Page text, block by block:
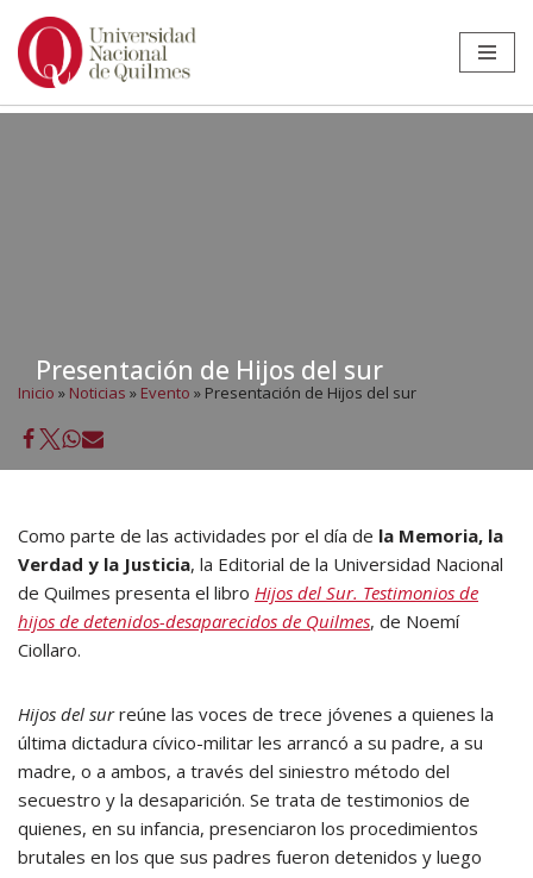
Ir
Presentación de Hijos del sur
Inicio » Noticias » Evento » Presentación de Hijos del sur
Como parte de las actividades por el día de la Memoria, la
Verdad y la Justicia, la Editorial de la Universidad Nacional
de Quilmes presenta el libro Hijos del Sur. Testimonios de
hijos de detenidos-desaparecidos de Quilmes, de Noemí
Ciollaro.
Hijos del surreúne las voces de trece jóvenes a quienes la
última dictadura cívico-militar les arrancó a su padre, a su
madre, o a ambos, a través del siniestro método del
secuestro y la desaparición. Se trata de testimonios de
quienes, en su infancia, presenciaron los procedimientos
brutales en los que sus padres fueron detenidos y luego